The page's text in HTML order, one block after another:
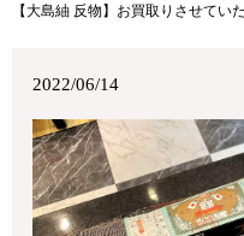
【大島紬 反物】お買取りさせてい
2022/06/14